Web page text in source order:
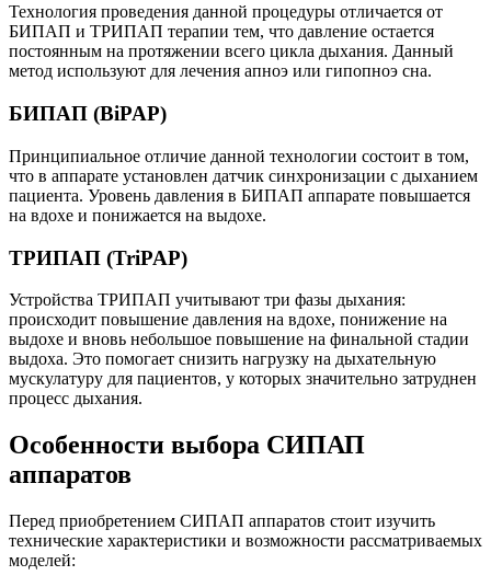
Технология проведения данной процедуры отличается от
БИПАП и ТРИПАП терапии тем, что давление остается
постоянным на протяжении всего цикла дыхания. Данный
метод используют для лечения апноэ или гипопноэ сна.
БИПАП (BiPAP)
Принципиальное отличие данной технологии состоит в том,
что в аппарате установлен датчик синхронизации с дыханием
пациента. Уровень давления в БИПАП аппарате повышается
на вдохе и понижается на выдохе.
ТРИПАП (TriPAP)
Устройства ТРИПАП учитывают три фазы дыхания:
происходит повышение давления на вдохе, понижение на
выдохе и вновь небольшое повышение на финальной стадии
выдоха. Это помогает снизить нагрузку на дыхательную
мускулатуру для пациентов, у которых значительно затруднен
процесс дыхания.
Особенности выбора СИПАП
аппаратов
Перед приобретением СИПАП аппаратов стоит изучить
технические характеристики и возможности рассматриваемых
моделей: